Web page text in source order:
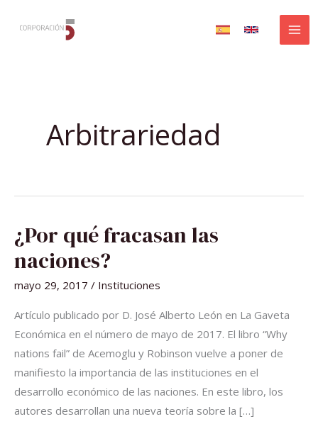
Arbitrariedad
¿Por qué fracasan las
naciones?
mayo 29, 2017 / Instituciones
Artículo publicado por D. José Alberto León en La Gaveta
Económica en el número de mayo de 2017. El libro “Why
nations fail” de Acemoglu y Robinson vuelve a poner de
manifiesto la importancia de las instituciones en el
desarrollo económico de las naciones. En este libro, los
autores desarrollan una nueva teoría sobre la […]
¿POR
QUÉ
FRACASAN
NACIONES?